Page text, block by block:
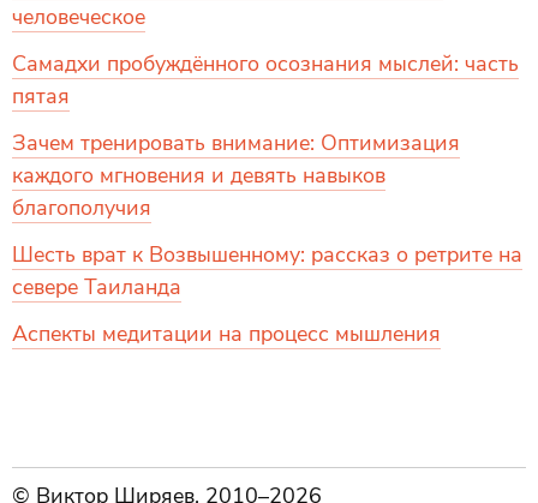
человеческое
Самадхи пробуждённого осознания мыслей: часть
пятая
Зачем тренировать внимание: Оптимизация
каждого мгновения и девять навыков
благополучия
Шесть врат к Возвышенному: рассказ о ретрите на
севере Таиланда
Аспекты медитации на процесс мышления
© Виктор Ширяев, 2010–2026